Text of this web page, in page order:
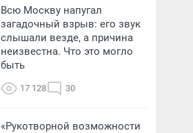
Всю Москву напугал
загадочный взрыв: его звук
слышали везде, а причина
неизвестна. Что это могло
быть
17 128 30
«Рукотворной возможности